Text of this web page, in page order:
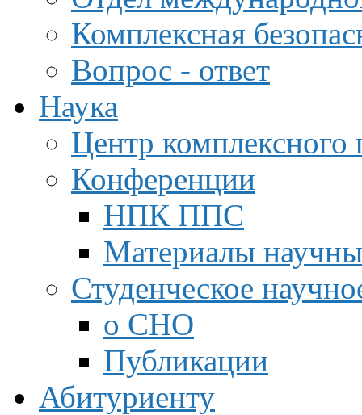
Комплексная
Вопрос - ответ
Наука
Центр
Конференции
НПК ППС
Материалы
Студенческое
о СНО
Публикации
Абитуриенту